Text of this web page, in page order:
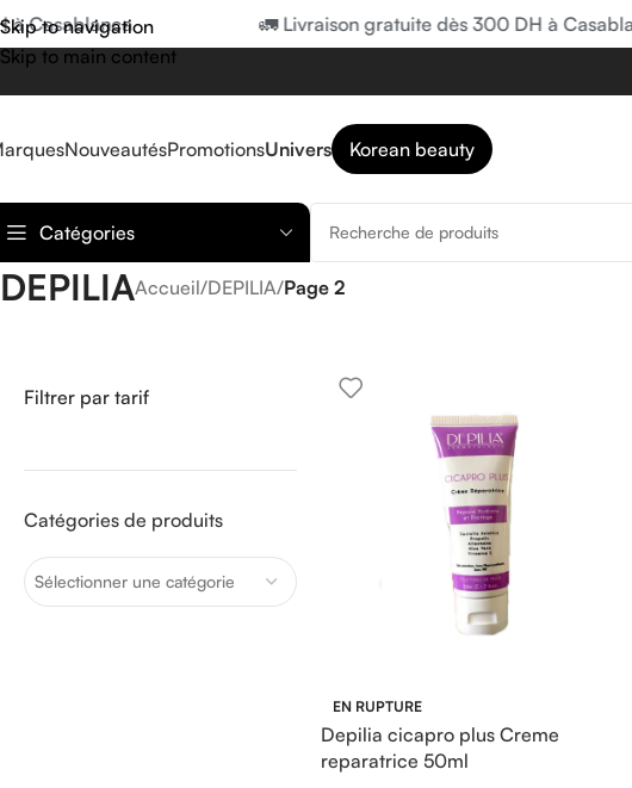
Skip to navigation
Skip to main content
🚛 Livraison gratuite dès 300 DH à Casablanca
NouveautésPromotionsUnivers Korean beauty
Catégories
DEPILIAAccueil/DEPILIA/Page 2
Filtrer par tarif
Catégories de produits
Sélectionner une catégorie
EN RUPTURE
Depilia cicapro plus Creme
reparatrice 50ml